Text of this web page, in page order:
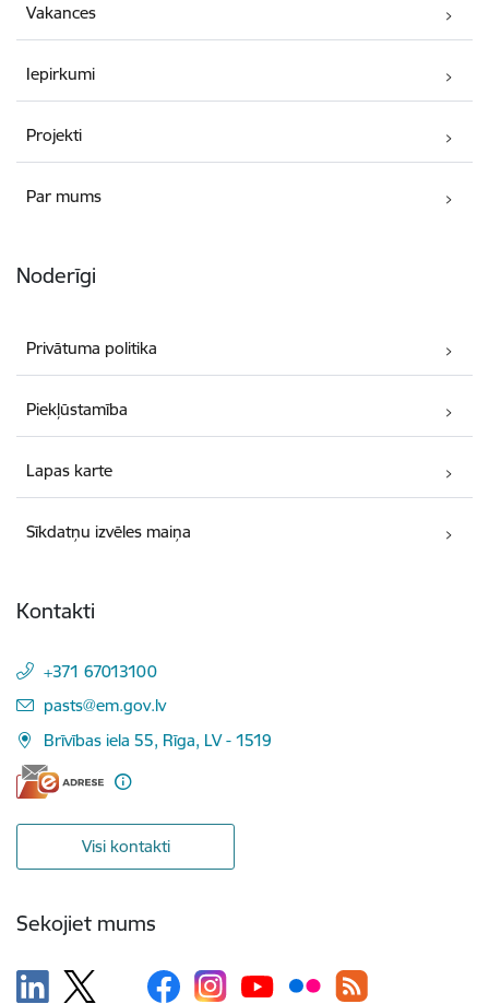
Vakances
Iepirkumi
Projekti
Par mums
Noderīgi
Privātuma politika
Piekļūstamība
Lapas karte
Sīkdatņu izvēles maiņa
Kontakti
+371 67013100
E-pasts:
pasts@em.gov.lv
Brīvības iela 55, Rīga, LV - 1519
Visi kontakti
Sekojiet mums